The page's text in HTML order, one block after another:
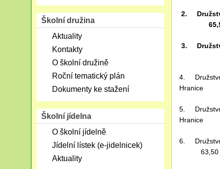
2.
65,50
3.
4. Družstvo
Hranice
5. Družstvo
Hranice
6.
63,50
Školní družina
Aktuality
Kontakty
O školní družině
Roční tematický plán
Dokumenty ke stažení
Školní jídelna
O školní jídelně
Jídelní lístek (e-jidelnicek)
Aktuality